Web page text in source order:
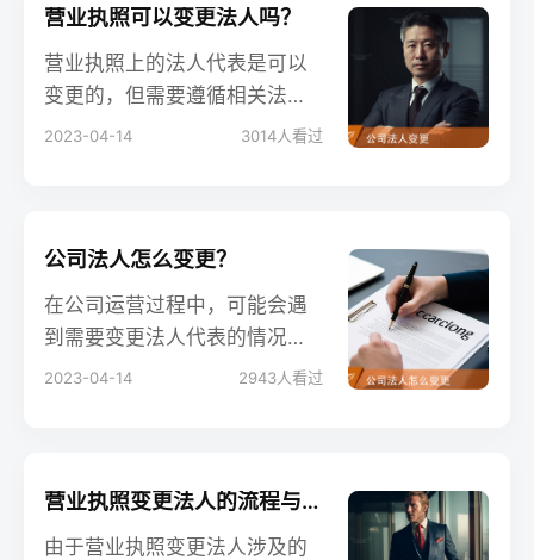
利完成变更过程。
营业执照可以变更法人吗？
营业执照上的法人代表是可以
变更的，但需要遵循相关法律
法规，按照规定的程序办理。
安排变更工作，尽量减少对公
续发展奠定良好的基础。
2023-04-14 3014人看过
公司法人怎么变更？
在公司运营过程中，可能会遇
到需要变更法人代表的情况。
了解如何变更公司法人及相关
事项。
2023-04-14 2943人看过
营业执照变更法人的流程与时间
由于营业执照变更法人涉及的